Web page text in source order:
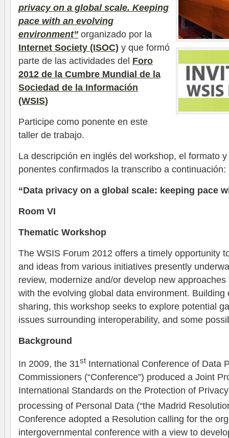
privacy on a global scale. Keeping
pace with an evolving
environment” organizado por la
Internet Society (ISOC) y que formó
parte de las actividades del Foro
2012 de la Cumbre Mundial de la
Sociedad de la Información
(WSIS)
Participe como ponente en este
taller de trabajo.
La descripción en inglés del workshop, el formato
ponentes confirmados la transcribo a continuación:
“Data privacy on a global scale: keeping pace
Room VI
Thematic Workshop
The WSIS Forum 2012 offers a timely opportunity
and ideas from various initiatives presently
review, modernize and/or develop new
with the evolving global data environment. Building
sharing, this workshop seeks to explore potential
issues surrounding interoperability, and some
Background
In 2009, the 31st International Conference of Data
Commissioners (“Conference”) produced a Joint
International Standards on the Protection of
processing of Personal Data (“the Madrid
Conference adopted a Resolution calling for the
intergovernmental conference with a view to